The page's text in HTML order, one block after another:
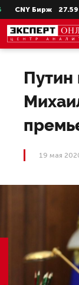
CNY Бирж 27.59
Путин
19 мая